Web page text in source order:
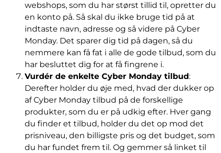
webshops, som du har størst tillid til, opretter du
en konto på. Så skal du ikke bruge tid på at
indtaste navn, adresse og så videre på Cyber
Monday. Det sparer dig tid på dagen, så du
nemmere kan få fat i alle de gode tilbud, som du
har besluttet dig for at få fingrene i.
Vurdér de enkelte Cyber Monday tilbud:
Derefter holder du øje med, hvad der dukker op
af Cyber Monday tilbud på de forskellige
produkter, som du er på udkig efter. Hver gang
du finder et tilbud, holder du det op mod det
prisniveau, den billigste pris og det budget, som
du har fundet frem til. Og gemmer så linket til